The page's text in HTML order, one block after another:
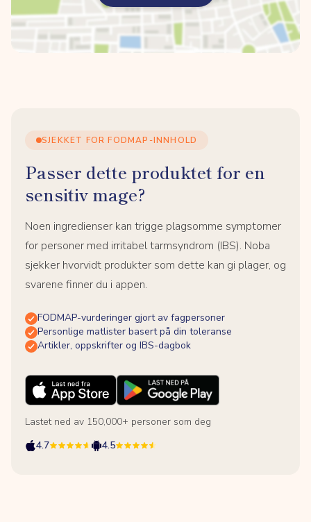
SJEKKET FOR FODMAP-INNHOLD
Passer dette produktet for en
sensitiv mage?
Noen ingredienser kan trigge plagsomme symptomer
for personer med irritabel tarmsyndrom (IBS). Noba
sjekker hvorvidt produkter som dette kan gi plager, og
svarene finner du i appen.
FODMAP-vurderinger gjort av fagpersoner
Personlige matlister basert på din toleranse
Artikler, oppskrifter og IBS-dagbok
Lastet ned av 150,000+ personer som deg
4.7
4.5